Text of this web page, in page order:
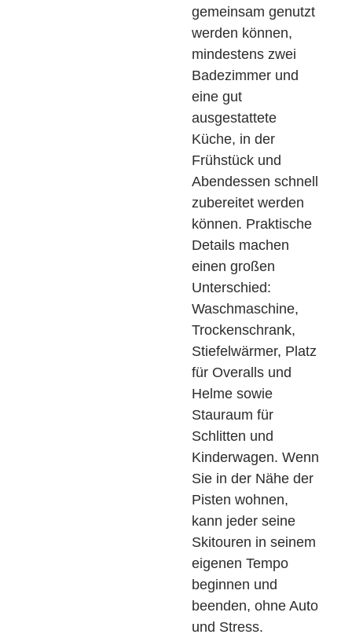
gemeinsam genutzt
werden können,
mindestens zwei
Badezimmer und
eine gut
ausgestattete
Küche, in der
Frühstück und
Abendessen schnell
zubereitet werden
können. Praktische
Details machen
einen großen
Unterschied:
Waschmaschine,
Trockenschrank,
Stiefelwärmer, Platz
für Overalls und
Helme sowie
Stauraum für
Schlitten und
Kinderwagen. Wenn
Sie in der Nähe der
Pisten wohnen,
kann jeder seine
Skitouren in seinem
eigenen Tempo
beginnen und
beenden, ohne Auto
und Stress.